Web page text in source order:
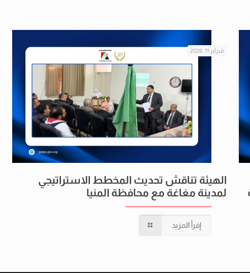
فبراير 11, 2026
الهيئة تناقش تحديث المخطط الاستراتيجي
لمدينة مغاغة مع محافظة المنيا
إقرأ المزيد